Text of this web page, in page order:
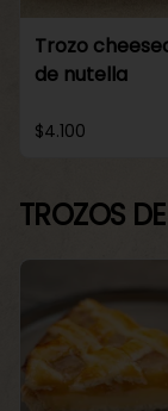
Trozo
de nutella
$4.100
TROZOS